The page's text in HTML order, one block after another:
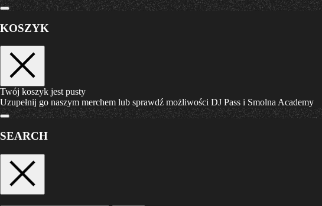
KOSZYK
Twój koszyk jest pusty
Uzupełnij go naszym merchem lub sprawdź możliwości DJ Pass i Smolna Academy
SEARCH